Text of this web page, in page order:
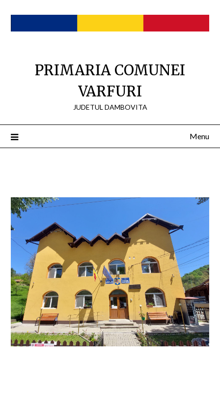
content
PRIMARIA COMUNEI
VARFURI
JUDETUL DAMBOVITA
Menu